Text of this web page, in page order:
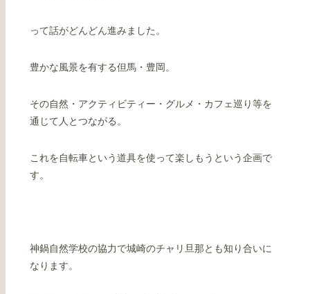
って話がどんどん進みました。
豊かな風景を有する但馬・豊岡。
その自然・アクティビティー・グルメ・カフェ巡り等を
通じて人とつながる。
これを自転車という道具を使って楽しもうという企画で
す。
神鍋自然学校の協力で城崎のチャリ旦那とも知り合いに
なります。